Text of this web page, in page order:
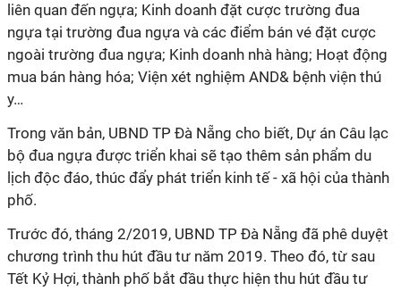
liên quan đến ngựa; Kinh doanh đặt cược trường đua
ngựa tại trường đua ngựa và các điểm bán vé đặt cược
ngoài trường đua ngựa; Kinh doanh nhà hàng; Hoạt động
mua bán hàng hóa; Viện xét nghiệm AND& bệnh viện thú
y…
Trong văn bản, UBND TP Đà Nẵng cho biết, Dự án Câu lạc
bộ đua ngựa được triển khai sẽ tạo thêm sản phẩm du
lịch độc đáo, thúc đẩy phát triển kinh tế - xã hội của thành
phố.
Trước đó, tháng 2/2019, UBND TP Đà Nẵng đã phê duyệt
chương trình thu hút đầu tư năm 2019. Theo đó, từ sau
Tết Kỷ Hợi, thành phố bắt đầu thực hiện thu hút đầu tư